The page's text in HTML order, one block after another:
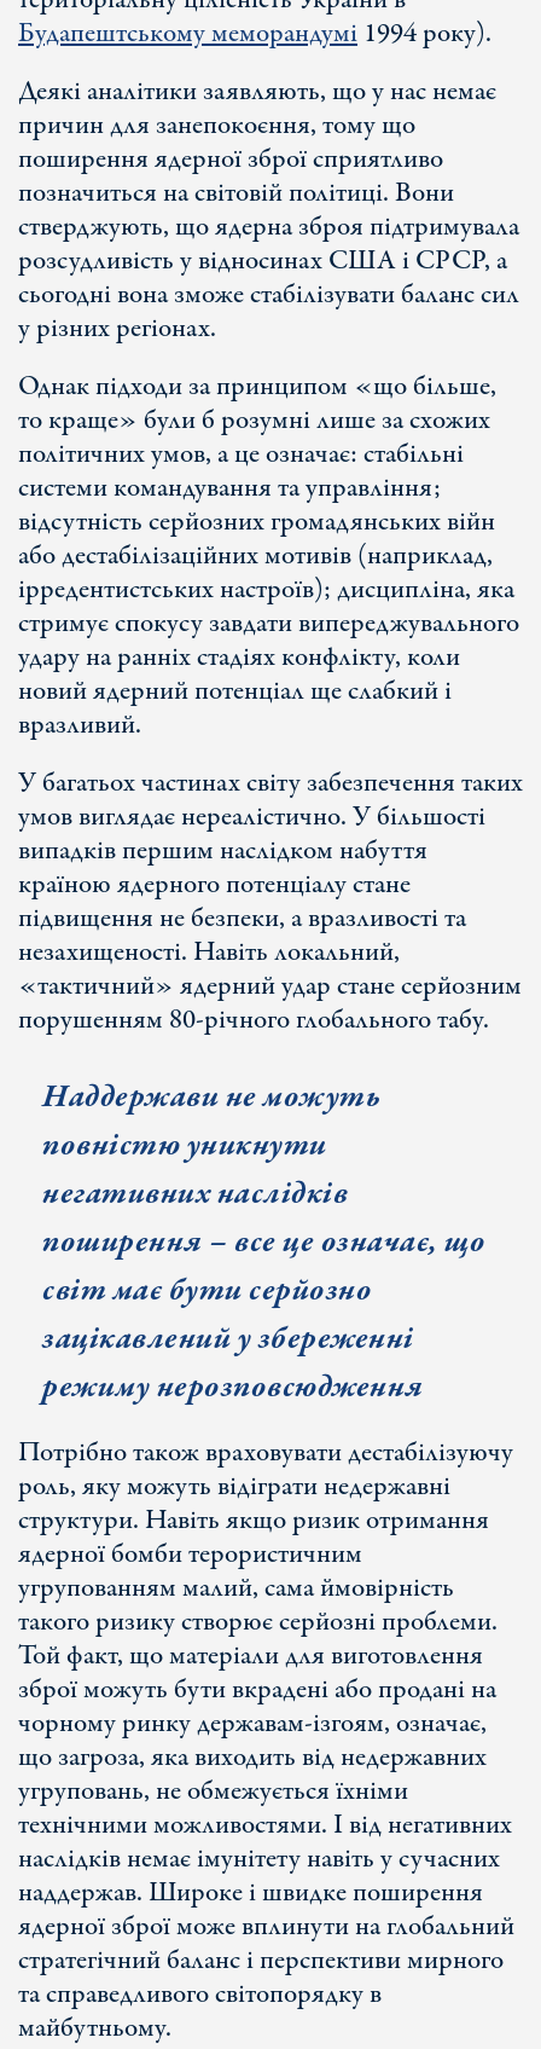
Будапештському меморандумі 1994 року).
Деякі аналітики заявляють, що у нас немає
причин для занепокоєння, тому що
поширення ядерної зброї сприятливо
позначиться на світовій політиці. Вони
стверджують, що ядерна зброя підтримувала
розсудливість у відносинах США і СРСР, а
сьогодні вона зможе стабілізувати баланс сил
у різних регіонах.
Однак підходи за принципом «що більше,
то краще» були б розумні лише за схожих
політичних умов, а це означає: стабільні
системи командування та управління;
відсутність серйозних громадянських війн
або дестабілізаційних мотивів (наприклад,
ірредентистських настроїв); дисципліна, яка
стримує спокусу завдати випереджувального
удару на ранніх стадіях конфлікту, коли
новий ядерний потенціал ще слабкий і
вразливий.
У багатьох частинах світу забезпечення таких
умов виглядає нереалістично. У більшості
випадків першим наслідком набуття
країною ядерного потенціалу стане
підвищення не безпеки, а вразливості та
незахищеності. Навіть локальний,
«тактичний» ядерний удар стане серйозним
порушенням 80-річного глобального табу.
Наддержави не можуть
повністю уникнути
негативних наслідків
поширення – все це означає, що
світ має бути серйозно
зацікавлений у збереженні
режиму нерозповсюдження
Потрібно також враховувати дестабілізуючу
роль, яку можуть відіграти недержавні
структури. Навіть якщо ризик отримання
ядерної бомби терористичним
угрупованням малий, сама ймовірність
такого ризику створює серйозні проблеми.
Той факт, що матеріали для виготовлення
зброї можуть бути вкрадені або продані на
чорному ринку державам-ізгоям, означає,
що загроза, яка виходить від недержавних
угруповань, не обмежується їхніми
технічними можливостями. І від негативних
наслідків немає імунітету навіть у сучасних
наддержав. Широке і швидке поширення
ядерної зброї може вплинути на глобальний
стратегічний баланс і перспективи мирного
та справедливого світопорядку в
майбутньому.